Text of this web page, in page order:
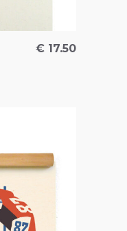
€ 17.50